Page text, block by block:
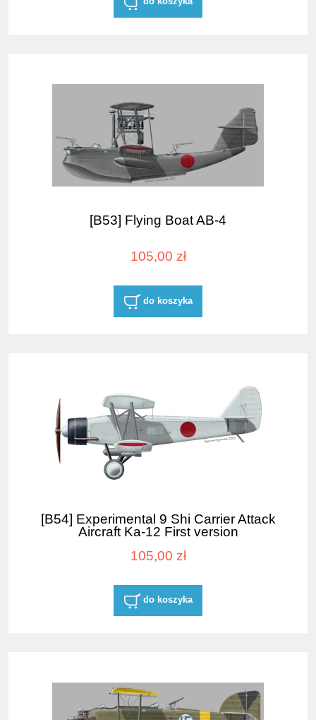
[B53] Flying Boat AB-4
105,00 zł
do koszyka
[B54] Experimental 9 Shi Carrier Attack
Aircraft Ka-12 First version
105,00 zł
do koszyka